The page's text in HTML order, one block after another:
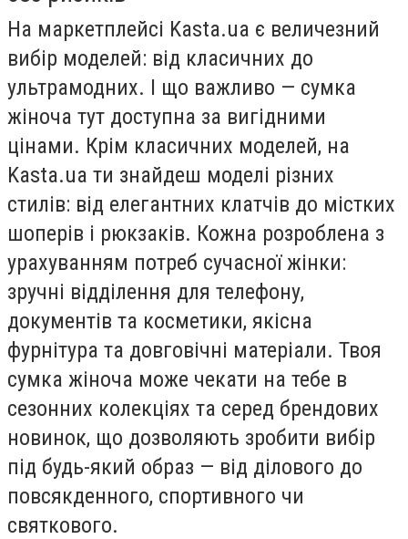
На маркетплейсі Kasta.ua є величезний
вибір моделей: від класичних до
ультрамодних. І що важливо — сумка
жіноча тут доступна за вигідними
цінами. Крім класичних моделей, на
Kasta.ua ти знайдеш моделі різних
стилів: від елегантних клатчів до містких
шоперів і рюкзаків. Кожна розроблена з
урахуванням потреб сучасної жінки:
зручні відділення для телефону,
документів та косметики, якісна
фурнітура та довговічні матеріали. Твоя
сумка жіноча може чекати на тебе в
сезонних колекціях та серед брендових
новинок, що дозволяють зробити вибір
під будь-який образ — від ділового до
повсякденного, спортивного чи
святкового.